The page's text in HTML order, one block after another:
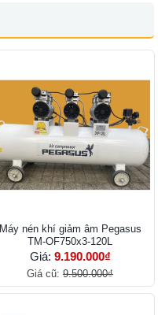
Máy nén khí giảm âm Pegasus
TM-OF750x3-120L
Giá: 9.190.000₫
Giá cũ: 9.500.000₫